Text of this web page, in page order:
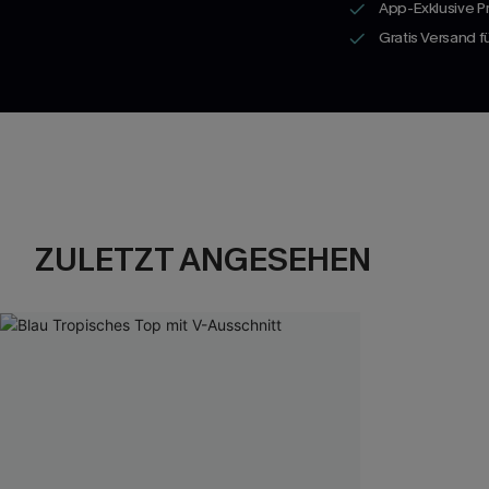
App-Exklusive
Gratis Versand
ZULETZT ANGESEHEN